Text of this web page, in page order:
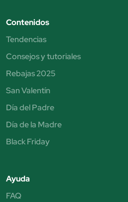
Contenidos
Tendencias
Consejos y tutoriales
Rebajas 2025
San Valentín
Día del Padre
Día de la Madre
Black Friday
Ayuda
FAQ